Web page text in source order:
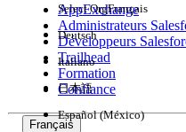
Expérience
AppExchange
Administrateurs
Développeurs
Trailhead
Formation
Confiance
Français
Select OrgFrançais
Deutsch
Italiano
日本語
Español (México)